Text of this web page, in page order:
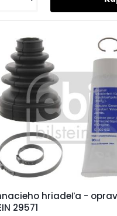
hriadeľa -
29571